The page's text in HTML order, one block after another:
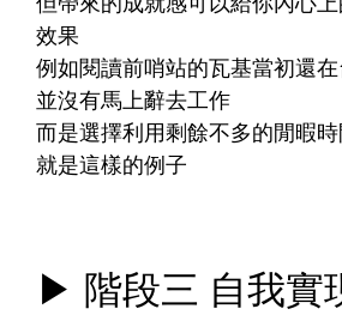
效果
例如閱讀前哨站的瓦基當初還
並沒有馬上辭去工作
而是選擇利用剩餘不多的閒暇
就是這樣的例子
▶ 階段三 自我實